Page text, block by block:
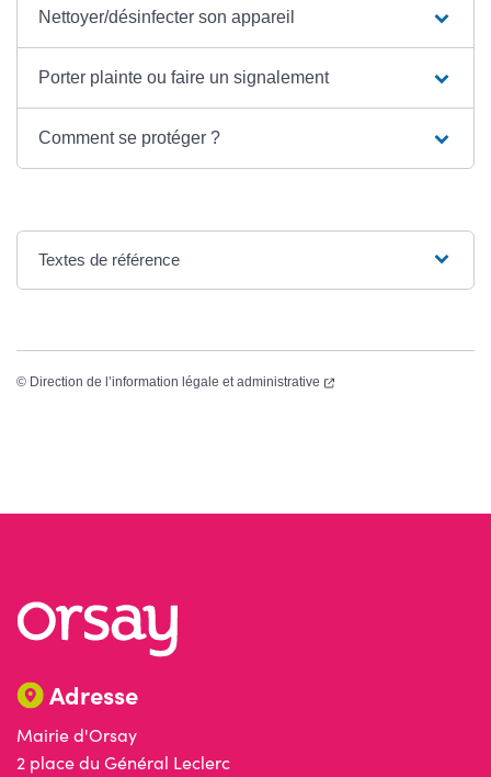
Nettoyer/désinfecter son appareil
Porter plainte ou faire un signalement
Comment se protéger ?
Textes de référence
© Direction de l’information légale et administrative (ouverture dans un
Adresse
Mairie d'Orsay
2 place du Général Leclerc